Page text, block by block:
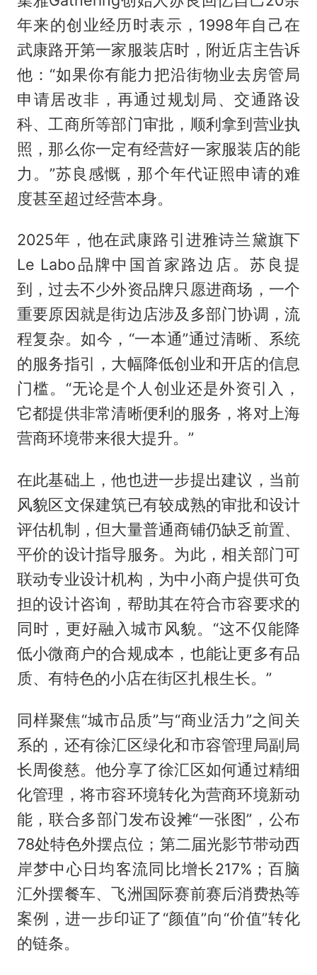
年来的创业经历时表示，1998年自己在
武康路开第一家服装店时，附近店主告诉
他：“如果你有能力把沿街物业去房管局
申请居改非，再通过规划局、交通路设
科、工商所等部门审批，顺利拿到营业执
照，那么你一定有经营好一家服装店的能
力。”苏良感慨，那个年代证照申请的难
度甚至超过经营本身。
2025年，他在武康路引进雅诗兰黛旗下
Le Labo品牌中国首家路边店。苏良提
到，过去不少外资品牌只愿进商场，一个
重要原因就是街边店涉及多部门协调，流
程复杂。如今，“一本通”通过清晰、系统
的服务指引，大幅降低创业和开店的信息
门槛。“无论是个人创业还是外资引入，
它都提供非常清晰便利的服务，将对上海
营商环境带来很大提升。”
在此基础上，他也进一步提出建议，当前
风貌区文保建筑已有较成熟的审批和设计
评估机制，但大量普通商铺仍缺乏前置、
平价的设计指导服务。为此，相关部门可
联动专业设计机构，为中小商户提供可负
担的设计咨询，帮助其在符合市容要求的
同时，更好融入城市风貌。“这不仅能降
低小微商户的合规成本，也能让更多有品
质、有特色的小店在街区扎根生长。”
同样聚焦“城市品质”与“商业活力”之间关
系的，还有徐汇区绿化和市容管理局副局
长周俊慈。他分享了徐汇区如何通过精细
化管理，将市容环境转化为营商环境新动
能，联合多部门发布设摊“一张图”，公布
78处特色外摆点位；第二届光影节带动西
岸梦中心日均客流同比增长217%；百脑
汇外摆餐车、飞洲国际赛前赛后消费热等
案例，进一步印证了“颜值”向“价值”转化
的链条。